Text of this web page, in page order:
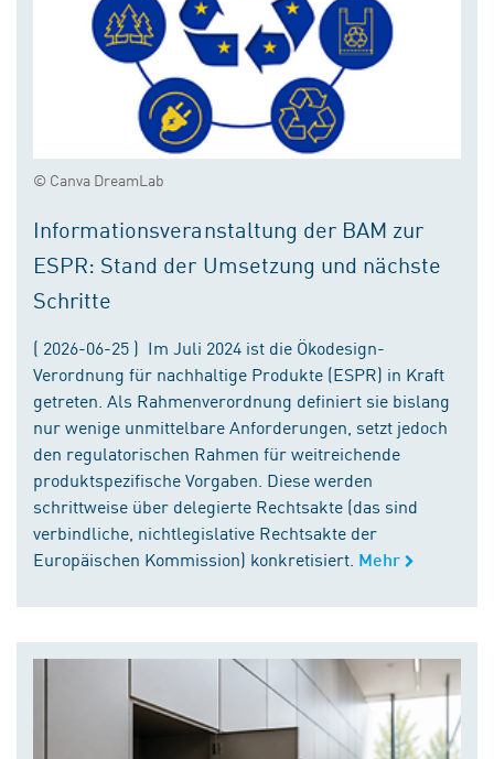
© Canva DreamLab
Informationsveranstaltung der BAM zur
ESPR: Stand der Umsetzung und nächste
Schritte
( 2026-06-25 ) Im Juli 2024 ist die Ökodesign-
Verordnung für nachhaltige Produkte (ESPR) in Kraft
getreten. Als Rahmenverordnung definiert sie bislang
nur wenige unmittelbare Anforderungen, setzt jedoch
den regulatorischen Rahmen für weitreichende
produktspezifische Vorgaben. Diese werden
schrittweise über delegierte Rechtsakte (das sind
verbindliche, nichtlegislative Rechtsakte der
Europäischen Kommission) konkretisiert. Mehr